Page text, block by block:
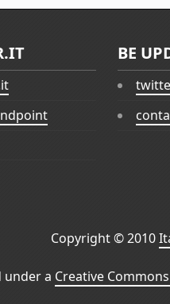
BE
Copyright © 2010
under a Creative